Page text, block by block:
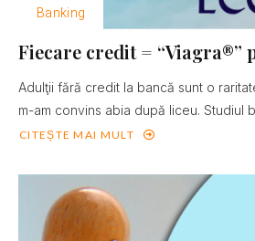
Banking
Fiecare credit = “Viagra®”
Adulţii fără credit la bancă sunt o
m-am convins abia după liceu. Studiul
CITEȘTE MAI MULT